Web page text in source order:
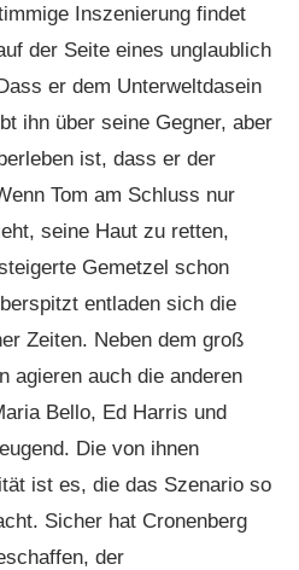
Inszenierung findet
der Seite eines unglaublich
er dem Unterweltdasein
ihn über seine Gegner, aber
ist, dass er der
Tom am Schluss nur
seine Haut zu retten,
Gemetzel schon
entladen sich die
Zeiten. Neben dem groß
agieren auch die anderen
Bello, Ed Harris und
Die von ihnen
ist es, die das Szenario so
Sicher hat Cronenberg
der